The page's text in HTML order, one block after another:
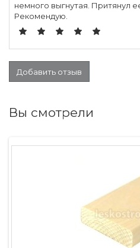
немного выгнутая. Притянул
Рекомендую.
Добавить отзыв
Вы смотрели